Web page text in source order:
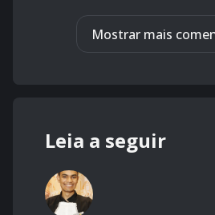
Mostrar mais
Leia a seguir